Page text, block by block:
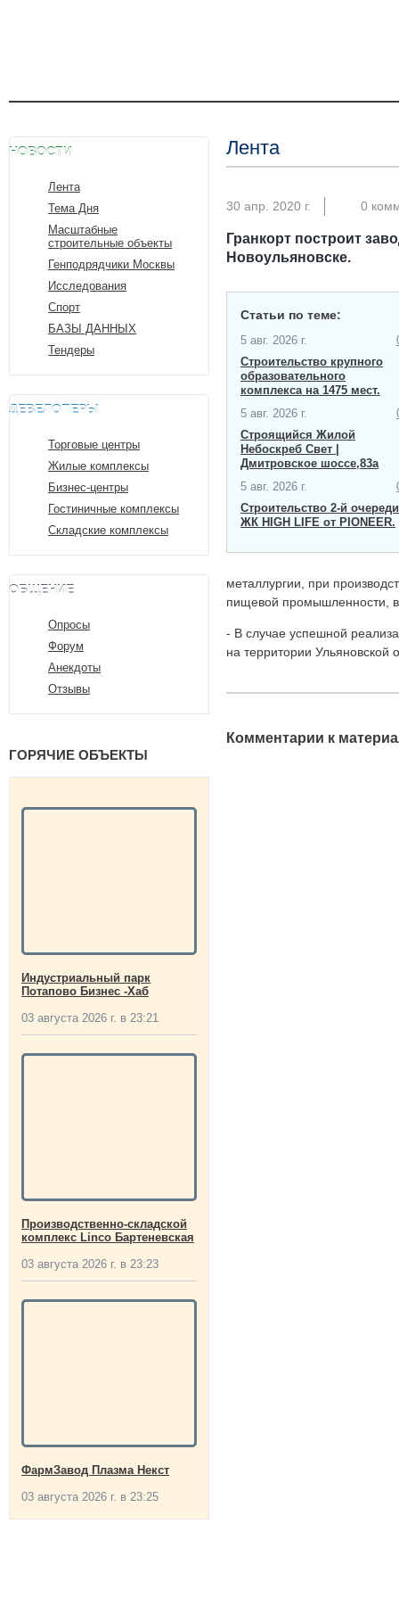
НОВОСТИ
Лента
Тема Дня
Масштабные
строительные объекты
Генподрядчики Москвы
Исследования
Спорт
БАЗЫ ДАННЫХ
Тендеры
ДЕВЕЛОПЕРЫ
Торговые центры
Жилые комплексы
Бизнес-центры
Гостиничные комплексы
Складские комплексы
ОБЩЕНИЕ
Опросы
Форум
Анекдоты
Отзывы
ГОРЯЧИЕ ОБЪЕКТЫ
Индустриальный парк
Потапово Бизнес -Хаб
03 августа 2026 г. в 23:21
Производственно-складской
комплекс Linco Бартеневская
03 августа 2026 г. в 23:23
ФармЗавод Плазма Некст
03 августа 2026 г. в 23:25
Лента
30 апр. 2020 г. 0
Гранкорт построит
Новоульяновске.
Статьи по теме:
5 авг. 2026 г.
Строительство крупного
образовательного
комплекса на 1475 мест.
5 авг. 2026 г.
Строящийся Жилой
Небоскреб Свет |
Дмитровское шоссе,83а
5 авг. 2026 г.
Строительство 2-й очереди
ЖК HIGH LIFE от PIONEER.
металлургии, при
пищевой промышленности,
- В случае успешной
на территории Ульяновской
Комментарии к